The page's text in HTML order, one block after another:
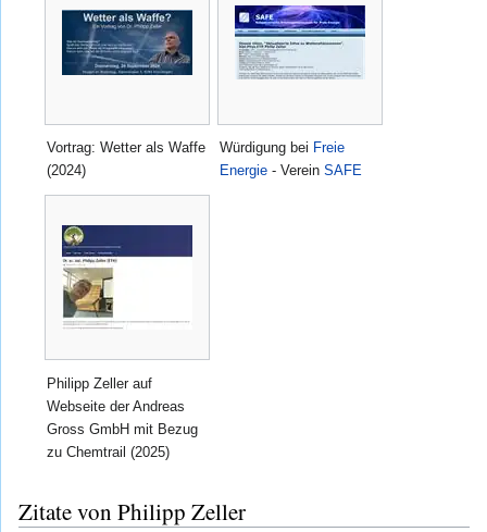
Vortrag: Wetter als Waffe
(2024)
Würdigung bei Freie
Energie - VereinSAFE
Philipp Zeller auf
Webseite der Andreas
Gross GmbH mit Bezug
zu Chemtrail (2025)
Zitate von Philipp Zeller